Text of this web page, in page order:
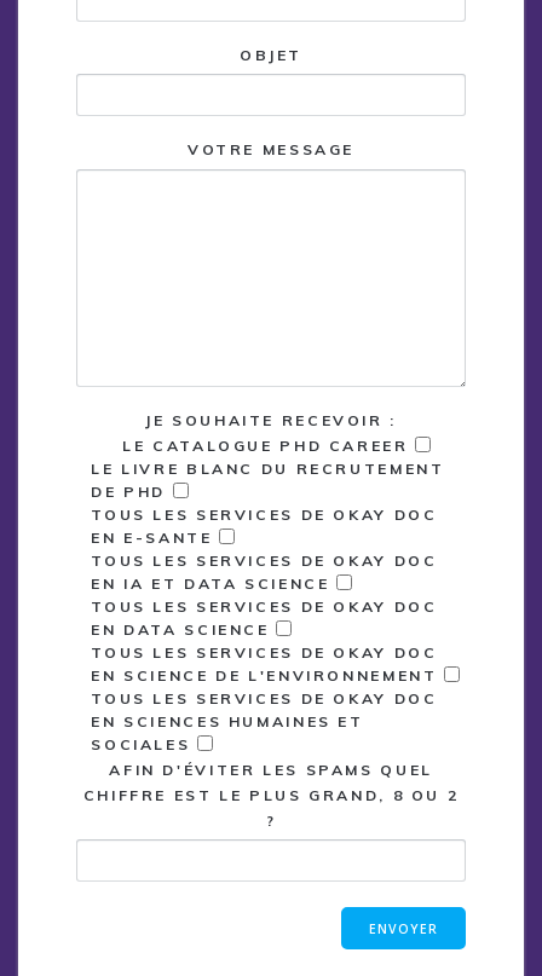
OBJET
VOTRE MESSAGE
JE SOUHAITE RECEVOIR :
LE CATALOGUE PHD CAREER
LE LIVRE BLANC DU RECRUTEMENT
DE PHD
TOUS LES SERVICES DE OKAY DOC
EN E-SANTE
TOUS LES SERVICES DE OKAY DOC
EN IA ET DATA SCIENCE
TOUS LES SERVICES DE OKAY DOC
EN DATA SCIENCE
TOUS LES SERVICES DE OKAY DOC
EN SCIENCE DE L'ENVIRONNEMENT
TOUS LES SERVICES DE OKAY DOC
EN SCIENCES HUMAINES ET
SOCIALES
AFIN D'ÉVITER LES SPAMS QUEL
CHIFFRE EST LE PLUS GRAND, 8 OU 2
?